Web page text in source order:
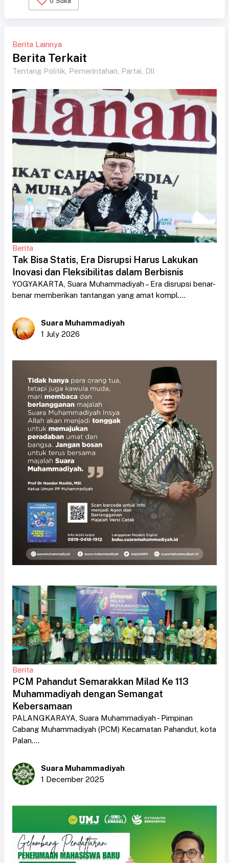
Berita Lainnya
Berita Terkait
Tentang Politik, Pemerintahan, Partai, Dll
Berita
Tak Bisa Statis, Era Disrupsi Harus Lakukan
Inovasi dan Fleksibilitas dalam Berbisnis
YOGYAKARTA, Suara Muhammadiyah – Era disrupsi benar-
benar memberikan tantangan yang amat kompl....
Suara Muhammadiyah
1 July 2026
Berita
PCM Pahandut Semarakkan Milad Ke 113
Muhammadiyah dengan Semangat
Kebersamaan
PALANGKARAYA, Suara Muhammadiyah - Pimpinan
Cabang Muhammadiyah (PCM) Kecamatan Pahandut, kota
Palan....
Suara Muhammadiyah
1 December 2025